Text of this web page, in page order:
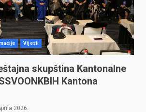
Vijesti
skupština Kantonalne
Kantona
2026.